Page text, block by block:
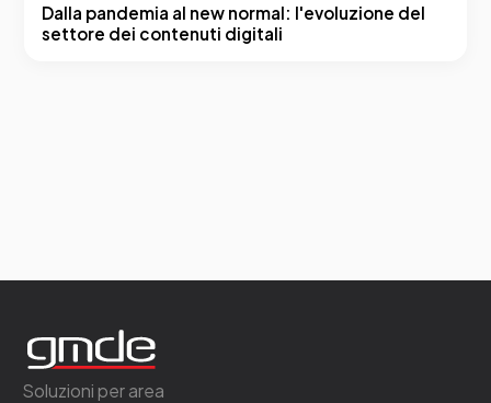
Dalla pandemia al new normal: l'evoluzione del
settore dei contenuti digitali
Soluzioni per area